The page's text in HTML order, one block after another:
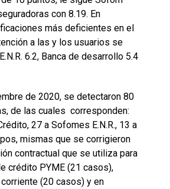
con 8.19. En
más deficientes en el
a las y los usuarios se
6.2, Banca de desarrollo 5.4
de 2020, se detectaron 80
de las cuales corresponden:
27 a Sofomes E.N.R., 13 a
mismas que se corrigieron
contractual que se utiliza para
crédito PYME (21 casos),
(20 casos) y en